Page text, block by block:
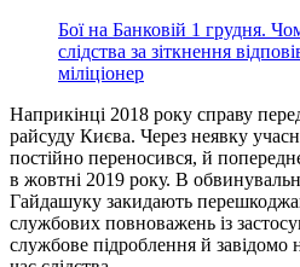
Бої на Банковій 1 грудня.
слідства за зіткнення
міліціонер
Наприкінці 2018 року справу
райсуду Києва. Через неявку
постійно переносився, й
в жовтні 2019 року. В
Гайдашуку закидають
службових повноважень із
службове підроблення й завідомо